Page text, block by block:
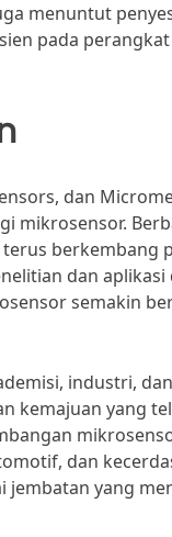
menuntut
pada
dan
mikrosensor.
berkembang
dan
semakin
industri,
kemajuan yang
dan
yang